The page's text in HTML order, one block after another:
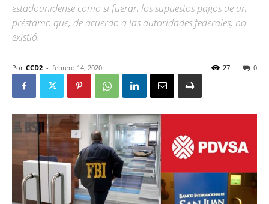
estadounidense como si fueran los supuestos pagos de un
préstamo que, de acuerdo a las autoridades federales, no
existió.
Por CCD2 - febrero 14, 2020 0
27